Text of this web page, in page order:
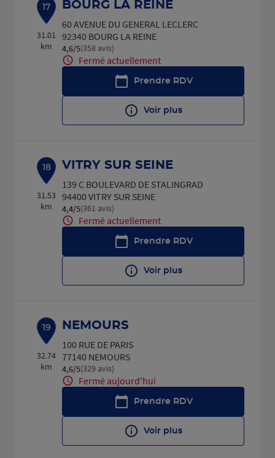
17
31.01
km
BOURG LA REINE
60 AVENUE DU GENERAL LECLERC
92340 BOURG LA REINE
4,6/5Note de 4.6 sur 5
(358 avis)
Fermé actuellement
Prendre RDV
Voir plus
18
31.53
km
VITRY SUR SEINE
139 C BOULEVARD DE STALINGRAD
94400 VITRY SUR SEINE
4,4/5Note de 4.4 sur 5
(361 avis)
Fermé actuellement
Prendre RDV
Voir plus
19
32.74
km
NEMOURS
100 RUE DE PARIS
77140 NEMOURS
4,6/5Note de 4.6 sur 5
(329 avis)
Fermé aujourd'hui
Prendre RDV
Voir plus